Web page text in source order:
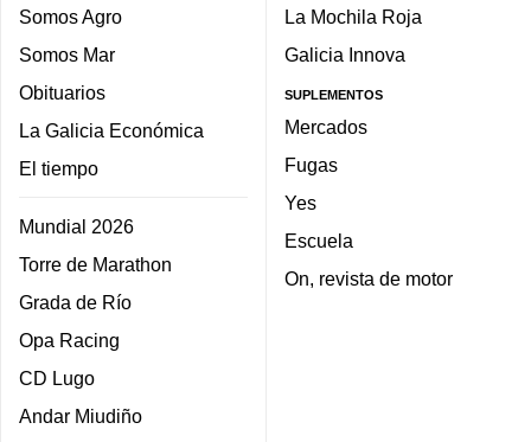
Somos Agro
Somos Mar
Obituarios
La Galicia Económica
El tiempo
Mundial 2026
Torre de Marathon
Grada de Río
Opa Racing
CD Lugo
Andar Miudiño
La Mochila Roja
Galicia Innova
SUPLEMENTOS
Mercados
Fugas
Yes
Escuela
On, revista de motor